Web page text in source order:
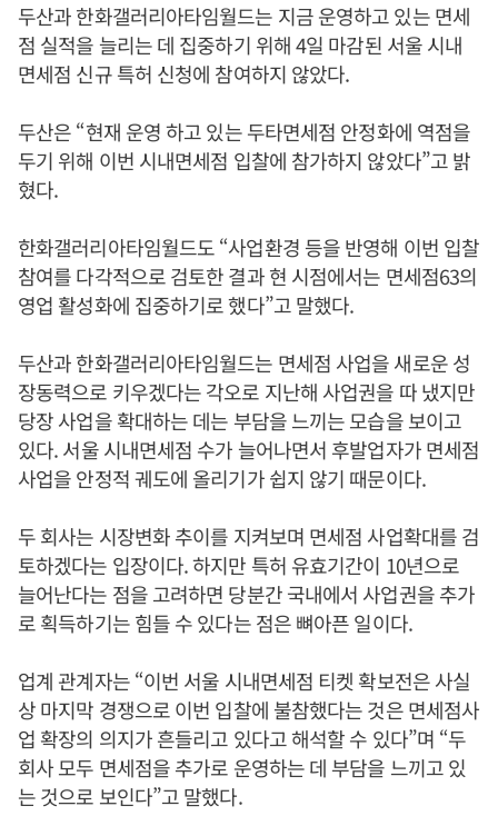
두산과 한화갤러리아타임월드는 지금 운영하고 있는 면세
점 실적을 늘리는 데 집중하기 위해 4일 마감된 서울 시내
면세점 신규 특허 신청에 참여하지 않았다.
두산은 “현재 운영 하고 있는 두타면세점 안정화에 역점을
두기 위해 이번 시내면세점 입찰에 참가하지 않았다”고 밝
혔다.
한화갤러리아타임월드도 “사업환경 등을 반영해 이번 입찰
참여를 다각적으로 검토한 결과 현 시점에서는 면세점63의
영업 활성화에 집중하기로 했다”고 말했다.
두산과 한화갤러리아타임월드는 면세점 사업을 새로운 성
장동력으로 키우겠다는 각오로 지난해 사업권을 따 냈지만
당장 사업을 확대하는 데는 부담을 느끼는 모습을 보이고
있다. 서울 시내면세점 수가 늘어나면서 후발업자가 면세점
사업을 안정적 궤도에 올리기가 쉽지 않기 때문이다.
두 회사는 시장변화 추이를 지켜보며 면세점 사업확대를 검
토하겠다는 입장이다. 하지만 특허 유효기간이 10년으로
늘어난다는 점을 고려하면 당분간 국내에서 사업권을 추가
로 획득하기는 힘들 수 있다는 점은 뼈아픈 일이다.
업계 관계자는 “이번 서울 시내면세점 티켓 확보전은 사실
상 마지막 경쟁으로 이번 입찰에 불참했다는 것은 면세점사
업 확장의 의지가 흔들리고 있다고 해석할 수 있다”며 “두
회사 모두 면세점을 추가로 운영하는 데 부담을 느끼고 있
는 것으로 보인다”고 말했다.